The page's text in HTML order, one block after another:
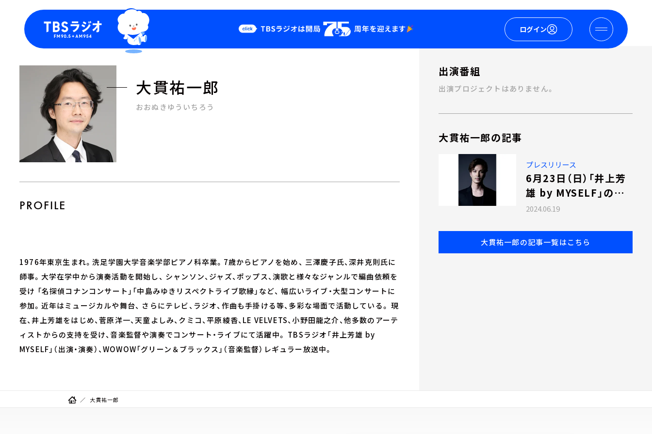
ログイン
今日の番組表
週間番組表
TBS
Podcast
お知らせ
大貫祐一郎
おおぬきゆういちろう
PROFILE
1976年東京生まれ。洗足学園大学音楽学部ピアノ科卒業。7歳からピアノを始め、 三澤慶子氏、深井克則氏に
師事。大学在学中から演奏活動を開始し、 シャンソン、ジャズ、ポップス、演歌と様々なジャンルで編曲依頼を
受け 「名探偵コナンコンサート」「中島みゆきリスペクトライブ歌縁」など、 幅広いライブ・大型コンサートに
参加。近年はミュージカルや舞台、 さらにテレビ、ラジオ、作曲も手掛ける等、多彩な場面で活動している。 現
在、井上芳雄をはじめ、菅原洋一、天童よしみ、クミコ、平原綾香、LE VELVETS、小野田龍之介、他多数のアーテ
ィストからの支持を受け、音楽監督や演奏でコンサート・ライブにて活躍中。 TBSラジオ「井上芳雄 by
MYSELF」（出演・演奏）、WOWOW「グリーン＆ブラックス」（音楽監督）レギュラー放送中。
出演番組
出演プロジェクトはありません。
大貫祐一郎の記事
プレスリリース
6月23日（日）「井上芳
雄 by MYSELF」のゲ
ストは、廣瀬友祐さん！
2024.06.19
大貫祐一郎の記事一覧はこちら
大貫祐一郎